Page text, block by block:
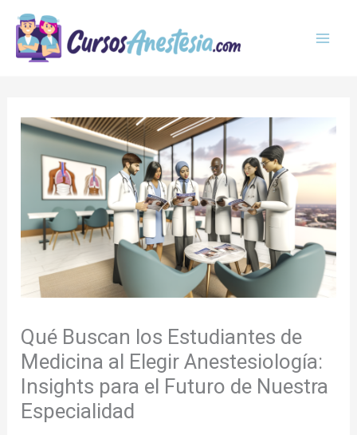
contenido
Qué Buscan los Estudiantes de
Medicina al Elegir Anestesiología:
Insights para el Futuro de Nuestra
Especialidad